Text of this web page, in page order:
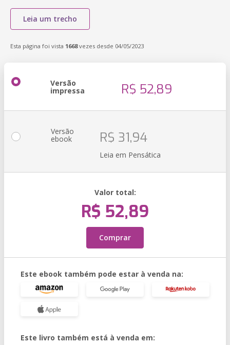
Leia um trecho
Esta página foi vista 1668vezes desde 04/05/2023
Versão
impressa R$ 52,89
Versão
ebook R$ 31,94
Leia em Pensática
Valor total:
R$ 52,89
Comprar
Este ebook também pode estar à venda na:
Este livro também está à venda em: